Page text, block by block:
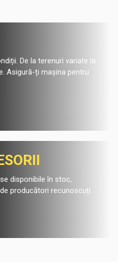
De la terenuri variate la
Asigură-ți mașina pentru
disponibile în stoc,
producători recunoscuți.